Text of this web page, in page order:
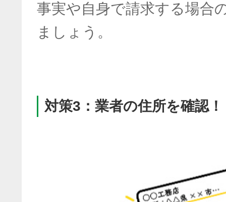
事実や自身で請求する場合
ましょう。
対策3：業者の住所を確認！